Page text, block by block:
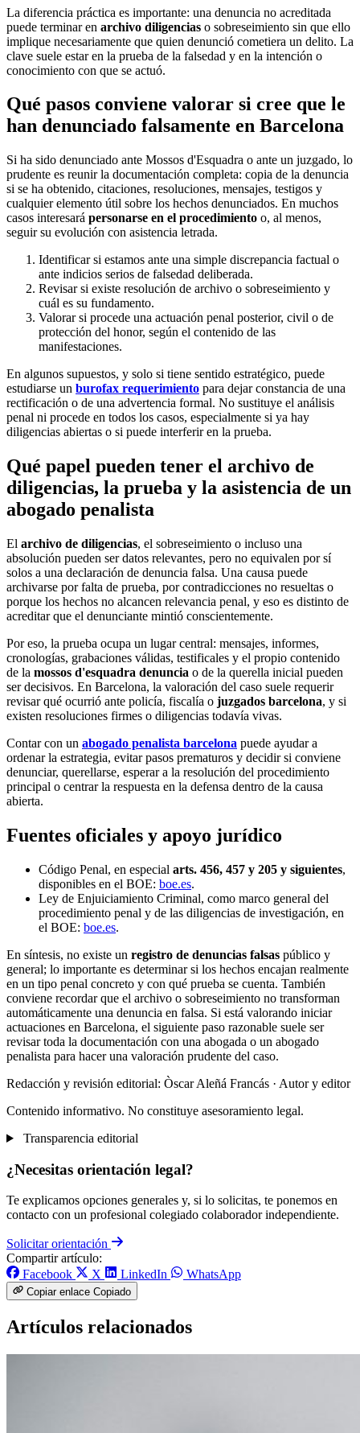
La diferencia práctica es importante: una denuncia no acreditada
puede terminar en archivo diligencias o sobreseimiento sin que ello
implique necesariamente que quien denunció cometiera un delito. La
clave suele estar en la prueba de la falsedad y en la intención o
conocimiento con que se actuó.
Qué pasos conviene valorar si cree que le
han denunciado falsamente en Barcelona
Si ha sido denunciado ante Mossos d'Esquadra o ante un juzgado, lo
prudente es reunir la documentación completa: copia de la denuncia
si se ha obtenido, citaciones, resoluciones, mensajes, testigos y
cualquier elemento útil sobre los hechos denunciados. En muchos
casos interesará personarse en el procedimiento o, al menos,
seguir su evolución con asistencia letrada.
Identificar si estamos ante una simple discrepancia factual o
ante indicios serios de falsedad deliberada.
Revisar si existe resolución de archivo o sobreseimiento y
cuál es su fundamento.
Valorar si procede una actuación penal posterior, civil o de
protección del honor, según el contenido de las
manifestaciones.
En algunos supuestos, y solo si tiene sentido estratégico, puede
estudiarse un burofax requerimiento para dejar constancia de una
rectificación o de una advertencia formal. No sustituye el análisis
penal ni procede en todos los casos, especialmente si ya hay
diligencias abiertas o si puede interferir en la prueba.
Qué papel pueden tener el archivo de
diligencias, la prueba y la asistencia de un
abogado penalista
El archivo de diligencias, el sobreseimiento o incluso una
absolución pueden ser datos relevantes, pero no equivalen por sí
solos a una declaración de denuncia falsa. Una causa puede
archivarse por falta de prueba, por contradicciones no resueltas o
porque los hechos no alcancen relevancia penal, y eso es distinto de
acreditar que el denunciante mintió conscientemente.
Por eso, la prueba ocupa un lugar central: mensajes, informes,
cronologías, grabaciones válidas, testificales y el propio contenido
de la mossos d'esquadra denuncia o de la querella inicial pueden
ser decisivos. En Barcelona, la valoración del caso suele requerir
revisar qué ocurrió ante policía, fiscalía o juzgados barcelona, y si
existen resoluciones firmes o diligencias todavía vivas.
Contar con un abogado penalista barcelona puede ayudar a
ordenar la estrategia, evitar pasos prematuros y decidir si conviene
denunciar, querellarse, esperar a la resolución del procedimiento
principal o centrar la respuesta en la defensa dentro de la causa
abierta.
Fuentes oficiales y apoyo jurídico
Código Penal, en especial arts. 456, 457 y 205 y siguientes,
disponibles en el BOE: boe.es.
Ley de Enjuiciamiento Criminal, como marco general del
procedimiento penal y de las diligencias de investigación, en
el BOE: boe.es.
En síntesis, no existe un registro de denuncias falsas público y
general; lo importante es determinar si los hechos encajan realmente
en un tipo penal concreto y con qué prueba se cuenta. También
conviene recordar que el archivo o sobreseimiento no transforman
automáticamente una denuncia en falsa. Si está valorando iniciar
actuaciones en Barcelona, el siguiente paso razonable suele ser
revisar toda la documentación con una abogada o un abogado
penalista para hacer una valoración prudente del caso.
Redacción y revisión editorial: Òscar Aleñá Francás · Autor y editor
Contenido informativo. No constituye asesoramiento legal.
Transparencia editorial
¿Necesitas orientación legal?
Te explicamos opciones generales y, si lo solicitas, te ponemos en
contacto con un profesional colegiado colaborador independiente.
Solicitar orientación
Compartir artículo:
Facebook
X LinkedIn WhatsApp
Copiar enlace Copiado
Artículos relacionados